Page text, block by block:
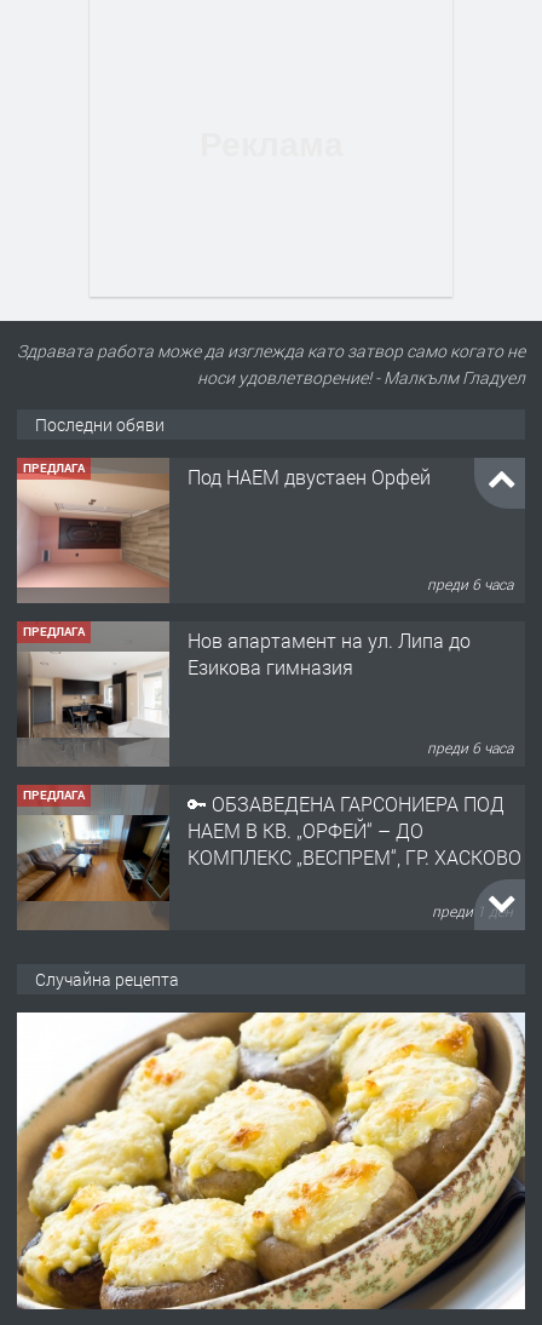
Здравата работа може да изглежда като затвор само когато не
носи удовлетворение! - Малкълм Гладуел
Последни обяви
ПРЕДЛАГА Под НАЕМ двустаен Орфей
преди 6 часа
ПРЕДЛАГА
Нов апартамент на ул. Липа до
Езикова гимназия
преди 6 часа
ПРЕДЛАГА
🔑 ОБЗАВЕДЕНА ГАРСОНИЕРА ПОД
НАЕМ В КВ. „ОРФЕЙ“ – ДО
КОМПЛЕКС „ВЕСПРЕМ“, ГР. ХАСКОВО
преди 1 ден
АПАРТАМЕНТ В ЦЕНТЪРА НА ГР.
ХАСКОВО
преди 2 дни
ПРЕДЛАГА Давам гараж под наем
преди 2 дни
ПРЕДЛАГА
№4120 Магазин/Офис под наем в кв.
Случайна рецепта